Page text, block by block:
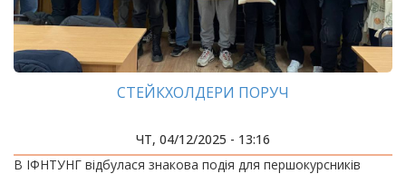
СТЕЙКХОЛДЕРИ ПОРУЧ
ЧТ, 04/12/2025 - 13:16
В ІФНТУНГ відбулася знакова подія для першокурсників